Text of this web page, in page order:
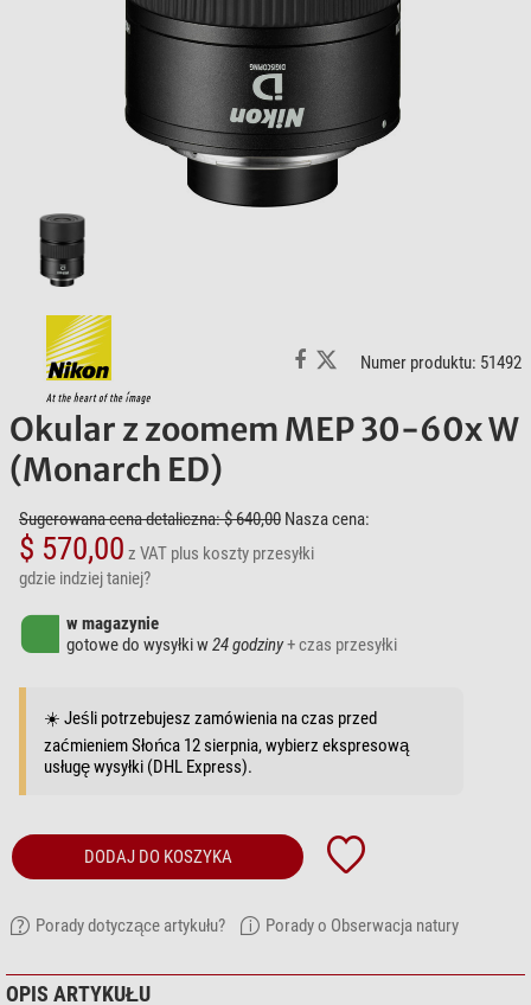
Numer produktu: 51492
Okular z zoomem MEP 30-60x W
(Monarch ED)
Sugerowana cena detaliczna: $ 640,00 Nasza cena:
$ 570,00 z VAT plus koszty przesyłki
gdzie indziej taniej?
w magazynie
gotowe do wysyłki w24 godziny+ czas przesyłki
☀️ Jeśli potrzebujesz zamówienia na czas przed
zaćmieniem Słońca 12 sierpnia, wybierz ekspresową
usługę wysyłki (DHL Express).
DODAJ DO KOSZYKA
Porady dotyczące artykułu? Porady o Obserwacja natury
OPIS ARTYKUŁU